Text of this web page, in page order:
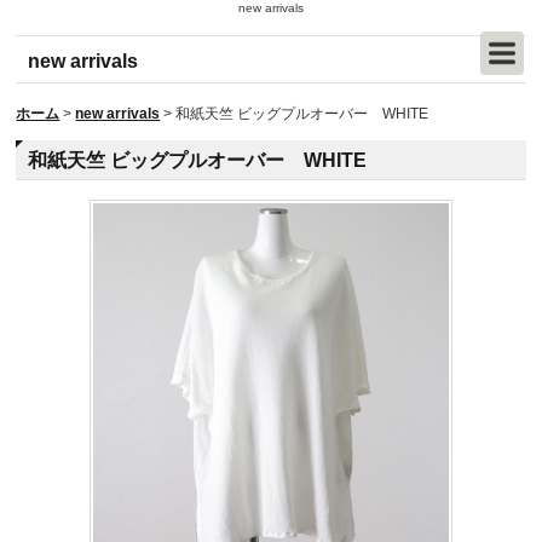
new arrivals
new arrivals
ホーム > new arrivals > 和紙天竺 ビッグプルオーバー WHITE
和紙天竺 ビッグプルオーバー WHITE